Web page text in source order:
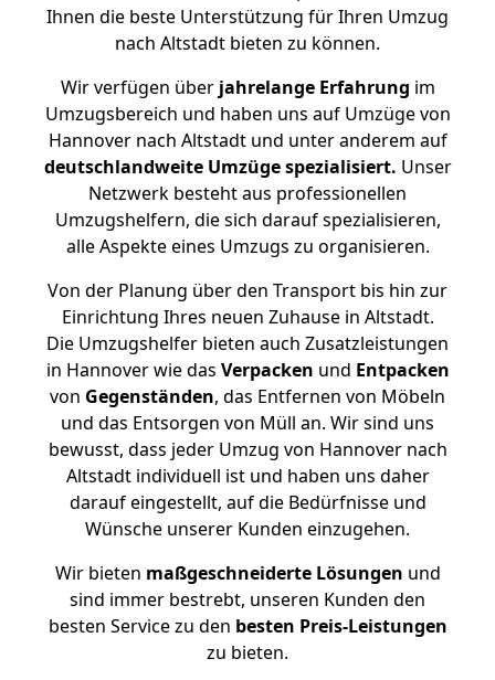
Ihnen die beste Unterstützung für Ihren Umzug
nach Altstadt bieten zu können.
Wir verfügen überjahrelange Erfahrung im
Umzugsbereich und haben uns auf Umzüge von
Hannover nach Altstadt und unter anderem auf
deutschlandweite Umzüge spezialisiert. Unser
Netzwerk besteht aus professionellen
Umzugshelfern, die sich darauf spezialisieren,
alle Aspekte eines Umzugs zu organisieren.
Von der Planung über den Transport bis hin zur
Einrichtung Ihres neuen Zuhause in Altstadt.
Die Umzugshelfer bieten auch Zusatzleistungen
in Hannover wie das Verpacken und Entpacken
von Gegenständen, das Entfernen von Möbeln
und das Entsorgen von Müll an. Wir sind uns
bewusst, dass jeder Umzug von Hannover nach
Altstadt individuell ist und haben uns daher
darauf eingestellt, auf die Bedürfnisse und
Wünsche unserer Kunden einzugehen.
Wir bieten maßgeschneiderte Lösungen und
sind immer bestrebt, unseren Kunden den
besten Service zu den besten Preis-Leistungen
zu bieten.